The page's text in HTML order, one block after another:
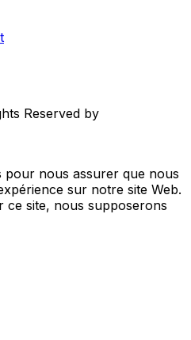
Reserved by
pour nous assurer que nous
sur notre site Web.
ce site, nous supposerons